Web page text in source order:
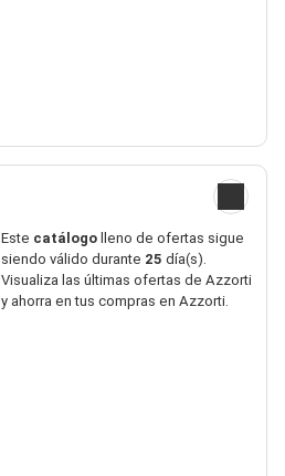
Este catálogo lleno de ofertas sigue
siendo válido durante 25 día(s).
Visualiza las últimas ofertas de Azzorti
y ahorra en tus compras en Azzorti.